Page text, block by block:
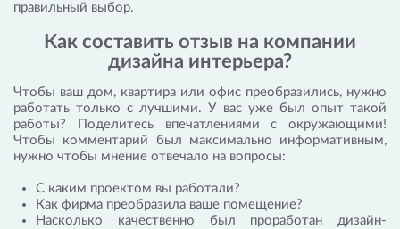
правильный выбор.
Как составить отзыв на компании
дизайна интерьера?
Чтобы ваш дом, квартира или офис преобразились, нужно
работать только с лучшими. У вас уже был опыт такой
работы? Поделитесь впечатлениями с окружающими!
Чтобы комментарий был максимально информативным,
нужно чтобы мнение отвечало на вопросы:
С каким проектом вы работали?
Как фирма преобразила ваше помещение?
Насколько качественно был проработан дизайн-